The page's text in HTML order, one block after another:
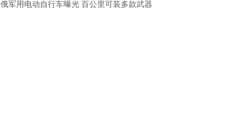
俄军用电动自行车曝光 百公里可装多款武器